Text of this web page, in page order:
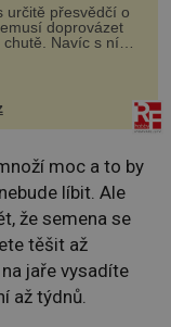
určitě přesvědčí o
doprovázet
Navíc s ní
hodně hladových
3 kg šunky
hl...
moc a to by
líbit. Ale
že semena se
těšit až
jaře vysadíte
až týdnů.